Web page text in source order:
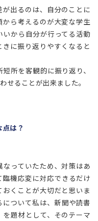
出るのは、自分のことに
ら考えるのが大変な学生
から自分が行ってる活動
に振り返りやすくなると
所を客観的に振り返り、
せることが出来ました。
は？
っていたため、対策はあ
機応変に対応できるだけ
くことが大切だと思いま
ついて私は、新聞や読書
題材として、そのテーマ